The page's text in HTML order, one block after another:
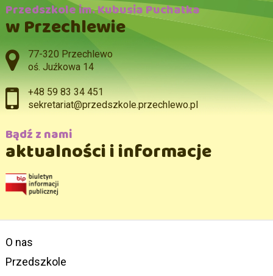
Przedszkole im. Kubusia Puchatka
w Przechlewie
Adres pocztowy:
77-320 Przechlewo
oś. Juźkowa 14
+48 59 83 34 451
sekretariat@przedszkole.przechlewo.pl
Bądź z nami
aktualności i informacje
O nas
Przedszkole